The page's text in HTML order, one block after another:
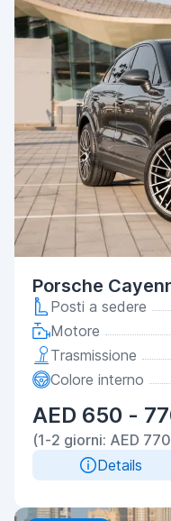
Porsche
Posti a sedere
Motore
Trasmissione
Colore interno
AED 650 -
(1-2 giorni: AED
Details